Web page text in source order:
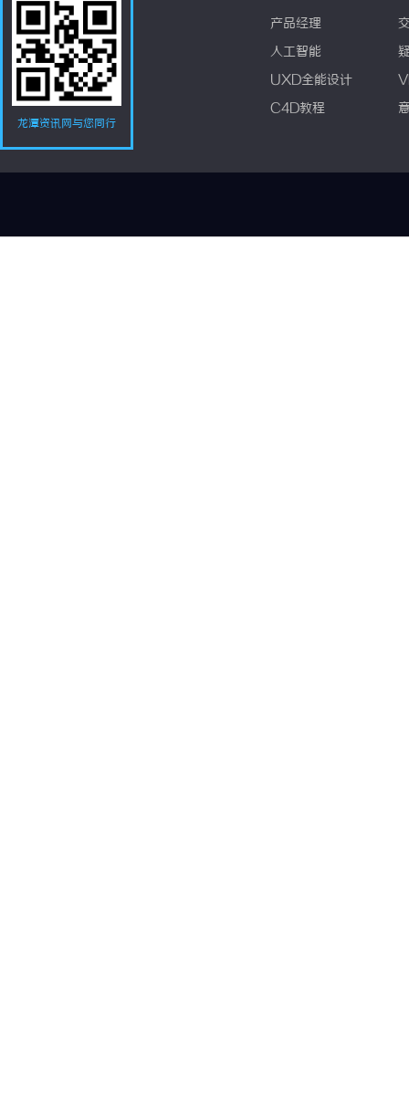
龙潭资讯网与您同行
产品经理
人工智能
UXD全能设计
C4D教程